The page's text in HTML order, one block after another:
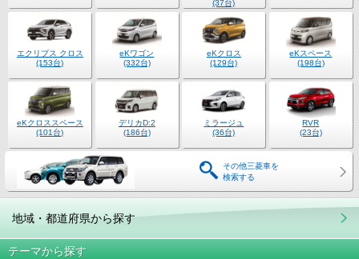
(37台)
エクリプス クロス
(153台)
eKワゴン
(332台)
eKクロス
(129台)
eKスペース
(198台)
eKクロススペース
(101台)
デリカD:2
(186台)
ミラージュ
(36台)
RVR
(23台)
その他三菱車を
検索する
地域・都道府県から探す
テーマから探す